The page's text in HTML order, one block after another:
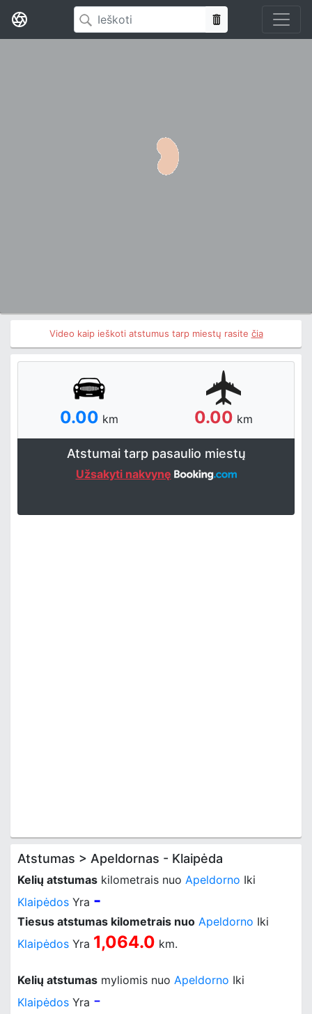
Video kaip ieškoti atstumus tarp miestų rasite čia
0.00 km 0.00 km
Atstumai tarp pasaulio miestų
Užsakyti nakvynę
Atstumas > Apeldornas - Klaipėda
Kelių atstumas kilometrais nuo Apeldorno Iki
Klaipėdos Yra -
Tiesus atstumas kilometrais nuo Apeldorno Iki
Klaipėdos Yra 1,064.0 km.
Kelių atstumas myliomis nuo Apeldorno Iki
Klaipėdos Yra -